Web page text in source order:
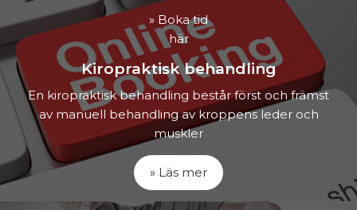
» Boka tid
här
Kiropraktisk behandling
En kiropraktisk behandling består först och främst
av manuell behandling av kroppens leder och
muskler
» Läs mer